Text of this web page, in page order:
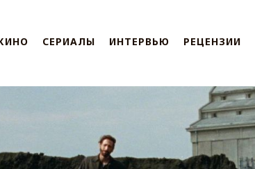
СЕРИАЛЫ ИНТЕРВЬЮ РЕЦЕНЗИИ